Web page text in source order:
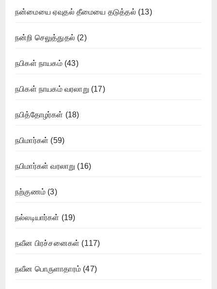
நன்மையை ஏவுதல் தீமையை தடுத்தல் (13)
நன்றி செலுத்துதல் (2)
நபிகள் நாயகம்(43)
நபிகள் நாயகம் வரலாறு (17)
நபித்தோழர்கள் (18)
நபிமார்கள் (59)
நபிமார்கள் வரலாறு (16)
நற்குணம் (3)
நல்லடியார்கள் (19)
நவீன பிரச்சனைகள் (117)
நவீன பொருளாதாரம் (47)